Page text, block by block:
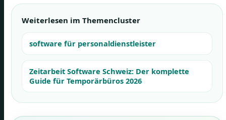
Weiterlesen im Themencluster
software für personaldienstleister
Zeitarbeit Software Schweiz: Der komplette
Guide für Temporärbüros 2026